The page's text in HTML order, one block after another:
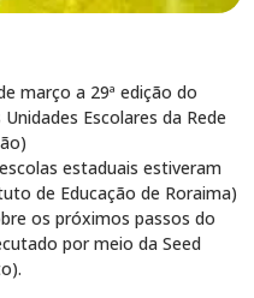
março a 29ª edição do
Escolares da Rede
estaduais estiveram
de Educação de Roraima)
os próximos passos do
por meio da Seed